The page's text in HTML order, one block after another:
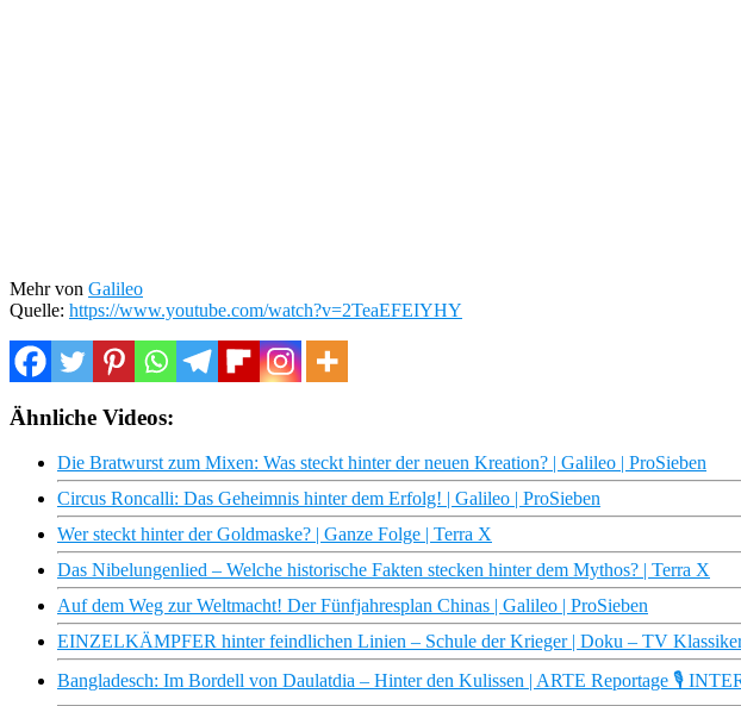
Mehr von Galileo
Quelle: https://www.youtube.com/watch?v=2TeaEFEIYHY
Ähnliche Videos:
Die Bratwurst zum Mixen: Was steckt hinter der neuen Kreation? | Galileo | ProSieben
Circus Roncalli: Das Geheimnis hinter dem Erfolg! | Galileo | ProSieben
Wer steckt hinter der Goldmaske? | Ganze Folge | Terra X
Das Nibelungenlied – Welche historische Fakten stecken hinter dem Mythos? | Terra X
Auf dem Weg zur Weltmacht! Der Fünfjahresplan Chinas | Galileo | ProSieben
EINZELKÄMPFER hinter feindlichen Linien – Schule der Krieger | Doku – TV
Bangladesch: Im Bordell von Daulatdia – Hinter den Kulissen | ARTE Reportage 🎙️